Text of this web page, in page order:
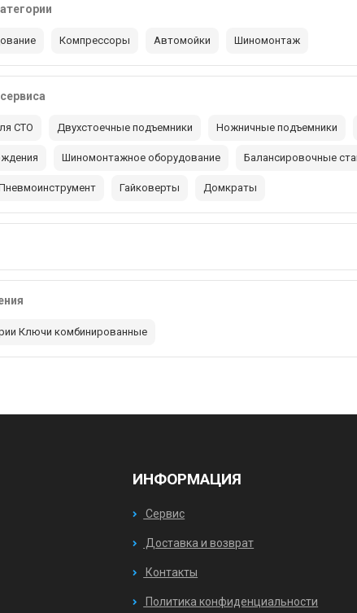
Компрессоры Автомойки Шиномонтаж
СТО Двухстоечные подъемники Ножничные подъемники
Шиномонтажное оборудование Балансировочные
Гайковерты Домкраты
Ключи комбинированные
ИНФОРМАЦИЯ
Сервис
Доставка и возврат
Контакты
Политика конфиденциальности